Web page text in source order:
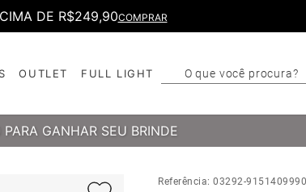
DE R$249,90COMPRAR
OUTLET FULL LIGHT O que você procura?
TERMOS MAIS
Cinto
PARA GANHAR SEU BRINDE
Referência:03292-9151409990